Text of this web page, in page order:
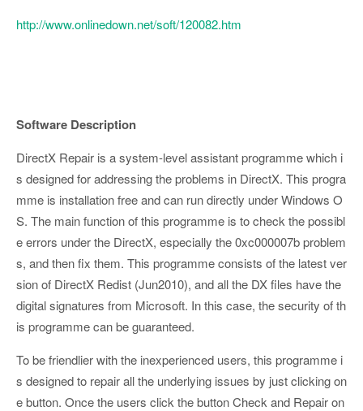
http://www.onlinedown.net/soft/120082.htm
Software Description
DirectX Repair is a system-level assistant programme which i
s designed for addressing the problems in DirectX. This progra
mme is installation free and can run directly under Windows O
S. The main function of this programme is to check the possibl
e errors under the DirectX, especially the 0xc000007b problem
s, and then fix them. This programme consists of the latest ver
sion of DirectX Redist (Jun2010), and all the DX files have the
digital signatures from Microsoft. In this case, the security of th
is programme can be guaranteed.
To be friendlier with the inexperienced users, this programme i
s designed to repair all the underlying issues by just clicking on
e button. Once the users click the button Check and Repair on